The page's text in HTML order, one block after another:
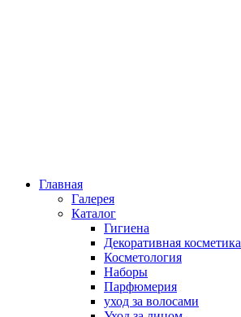
Главная
Галерея
Каталог
Гигиена
Декоративная косметика
Косметология
Наборы
Парфюмерия
уход за волосами